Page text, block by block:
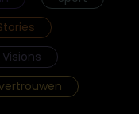
Visions